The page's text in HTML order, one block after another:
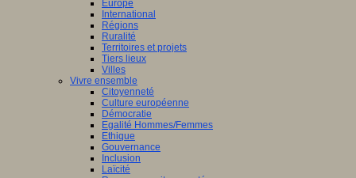
Europe
International
Régions
Ruralité
Territoires et projets
Tiers lieux
Villes
Vivre ensemble
Citoyenneté
Culture européenne
Démocratie
Egalité Hommes/Femmes
Ethique
Gouvernance
Inclusion
Laïcité